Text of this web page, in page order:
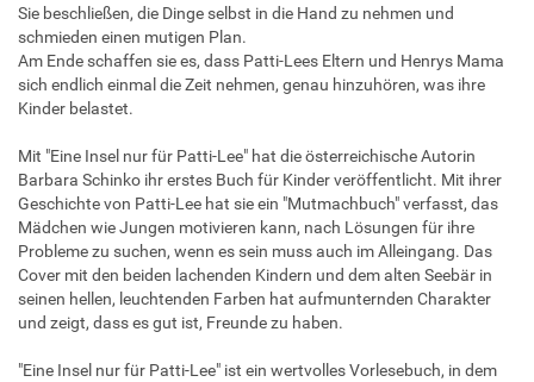
Sie beschließen, die Dinge selbst in die Hand zu nehmen und
schmieden einen mutigen Plan.
Am Ende schaffen sie es, dass Patti-Lees Eltern und Henrys Mama
sich endlich einmal die Zeit nehmen, genau hinzuhören, was ihre
Kinder belastet.
Mit "Eine Insel nur für Patti-Lee" hat die österreichische Autorin
Barbara Schinko ihr erstes Buch für Kinder veröffentlicht. Mit ihrer
Geschichte von Patti-Lee hat sie ein "Mutmachbuch" verfasst, das
Mädchen wie Jungen motivieren kann, nach Lösungen für ihre
Probleme zu suchen, wenn es sein muss auch im Alleingang. Das
Cover mit den beiden lachenden Kindern und dem alten Seebär in
seinen hellen, leuchtenden Farben hat aufmunternden Charakter
und zeigt, dass es gut ist, Freunde zu haben.
"Eine Insel nur für Patti-Lee" ist ein wertvolles Vorlesebuch, in dem